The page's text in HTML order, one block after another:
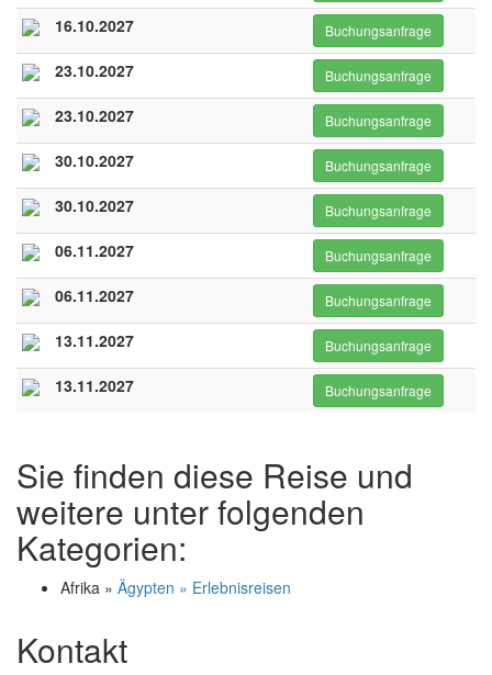
16.10.2027 Buchungsanfrage
23.10.2027 Buchungsanfrage
23.10.2027 Buchungsanfrage
30.10.2027 Buchungsanfrage
30.10.2027 Buchungsanfrage
06.11.2027 Buchungsanfrage
06.11.2027 Buchungsanfrage
13.11.2027 Buchungsanfrage
13.11.2027 Buchungsanfrage
Sie finden diese Reise und
weitere unter folgenden
Kategorien:
Afrika » Ägypten » Erlebnisreisen
Kontakt